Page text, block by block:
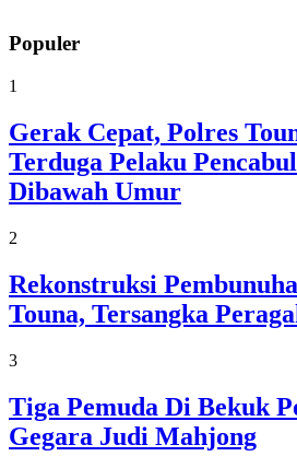
Populer
1
Gerak Cepat, Polres
Terduga Pelaku
Dibawah Umur
2
Rekonstruksi
Touna, Tersangka
3
Tiga Pemuda Di Bekuk
Gegara Judi Mahjong